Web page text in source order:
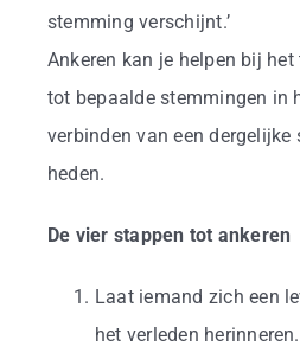
stemming verschijnt.’
Ankeren kan je helpen bij
tot bepaalde stemmingen in
verbinden van een
heden.
De vier stappen tot ankeren
Laat iemand zich een
het verleden herinneren.